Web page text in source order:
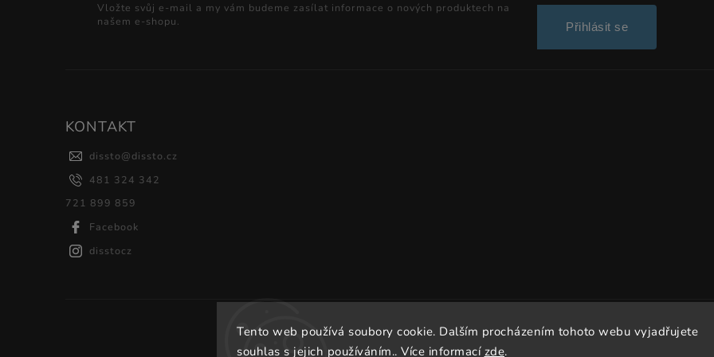
Tento web používá soubory cookie. Dalším procházením tohoto webu vyjadřujete
souhlas s jejich používáním.. Více informací zde.
Vložte svůj e-mail a my vám budeme zasílat informace o nových produktech na
našem e-shopu.
Přihlásit se
KONTAKT
dissto@dissto.cz
481 324 342
721 899 859
Facebook
disstocz
Copyright 2026Dissto. Všechna práva vyhrazena.
VytvořilShoptet